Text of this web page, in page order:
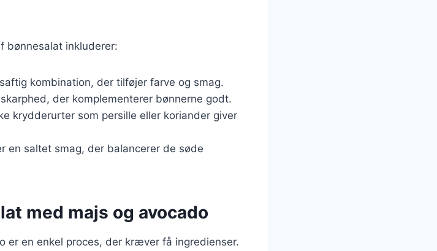
bønnesalat inkluderer:
kombination, der tilføjer farve og smag.
der komplementerer bønnerne godt.
krydderurter som persille eller koriander giver
en saltet smag, der balancerer de søde
med majs og avocado
er en enkel proces, der kræver få ingredienser.